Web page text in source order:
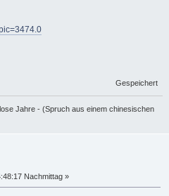
Gespeichert
Jahre - (Spruch aus einem chinesischen
Nachmittag »